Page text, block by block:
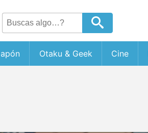
Otaku & Geek Cine